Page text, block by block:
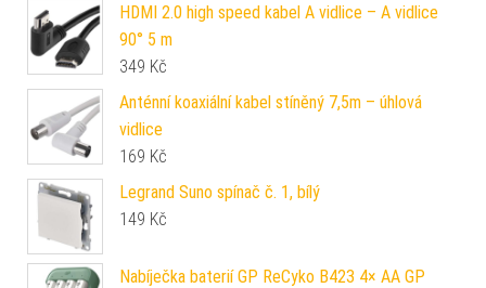
HDMI 2.0 high speed kabel A vidlice – A vidlice
90° 5 m
349 Kč
Anténní koaxiální kabel stíněný 7,5m – úhlová
vidlice
169 Kč
Legrand Suno spínač č. 1, bílý
149 Kč
Nabíječka baterií GP ReCyko B423 4× AA GP